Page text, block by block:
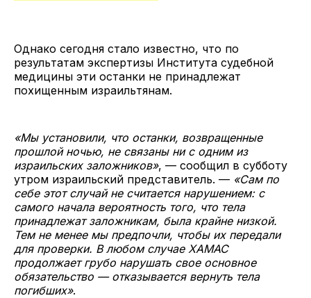
Однако сегодня стало известно, что по
результатам экспертизы Института судебной
медицины эти останки не принадлежат
похищенным израильтянам.
«Мы установили, что останки, возвращенные
прошлой ночью, не связаны ни с одним из
израильских заложников», — сообщил в субботу
утром израильский представитель. — «Сам по
себе этот случай не считается нарушением: с
самого начала вероятность того, что тела
принадлежат заложникам, была крайне низкой.
Тем не менее мы предпочли, чтобы их передали
для проверки. В любом случае ХАМАС
продолжает грубо нарушать свое основное
обязательство — отказывается вернуть тела
погибших».